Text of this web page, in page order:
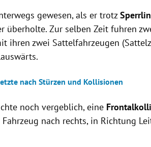
gewesen, als er trotz
überholte. Zur selben Zeit fuhren
ihren zwei Sattelfahrzeugen
nach Stürzen und Kollisionen
noch vergeblich, eine
nach rechts, in Richtung